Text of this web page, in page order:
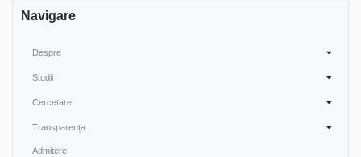
Navigare
Despre
Studii
Cercetare
Transparența
Admitere